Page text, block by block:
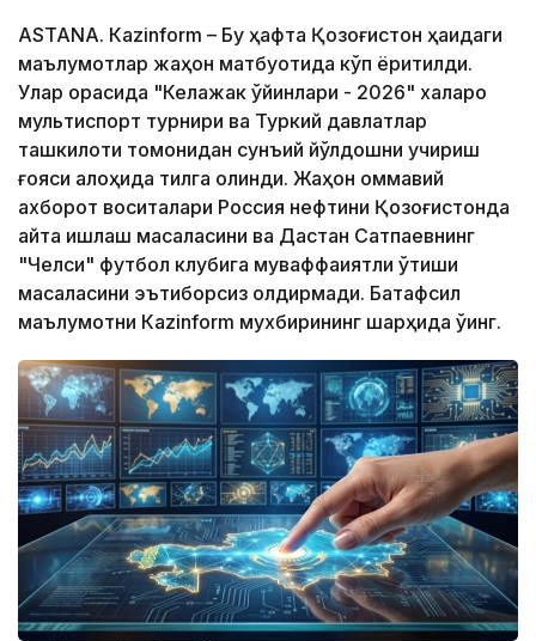
ASTANА. Кazinform – Бу ҳафта Қозоғистон ҳақидаги
маълумотлар жаҳон матбуотида кўп ёритилди.
Улар орасида "Келажак ўйинлари - 2026" халқаро
мультиспорт турнири ва Туркий давлатлар
ташкилоти томонидан сунъий йўлдошни учириш
ғояси алоҳида тилга олинди. Жаҳон оммавий
ахборот воситалари Россия нефтини Қозоғистонда
қайта ишлаш масаласини ва Дастан Сатпаевнинг
"Челси" футбол клубига муваффақиятли ўтиши
масаласини эътиборсиз қолдирмади. Батафсил
маълумотни Кazinform мухбирининг шарҳида ўқинг.